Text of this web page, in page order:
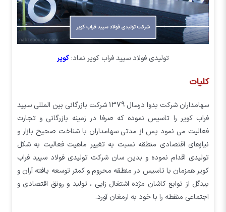
توليدي فولاد سپيد فراب كوير نماد: کویر
کلیات
سهامداران شرکت بدوا درسال 1379 شرکت بازرگانی بین المللی سپید
فراب کویر را تاسیس نموده که صرفا در زمینه بازرگانی و تجارت
فعالیت می نمود پس از مدتی سهامداران با شناخت صحیح بازار و
نیازهای اقتصادی منطقه نسبت به تغییر ماهیت فعالیت به شکل
تولیدی اقدام نموده و بدین سان شرکت تولیدی فولاد سپید فراب
کویر همزمان با تاسیس در منطقه محروم و کمتر توسعه یافته آران و
بیدگل از توابع کاشان مژده اشتغال زایی ، تولید و رونق اقتصادی و
اجتماعی منقطه را با خود به ارمغان آورد.